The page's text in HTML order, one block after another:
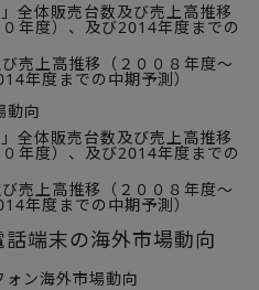
全体販売台数及び売上高推移
０年度）、及び2014年度までの
売上高推移（２００８年度～
年度までの中期予測）
動向
全体販売台数及び売上高推移
０年度）、及び2014年度までの
売上高推移（２００８年度～
年度までの中期予測）
端末の海外市場動向
ン海外市場動向